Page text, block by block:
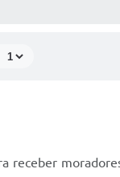
receber